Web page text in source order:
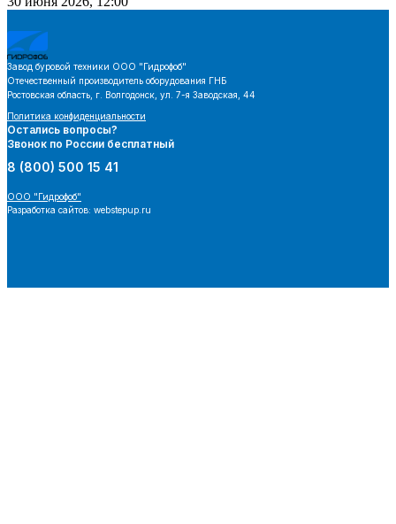
Завод буровой техники ООО "Гидрофоб"
Отечественный производитель оборудования ГНБ
Ростовская область, г. Волгодонск, ул. 7-я Заводская, 44
Политика конфиденциальности
Остались вопросы?
Звонок по России бесплатный
8 (800) 500 15 41
ООО "Гидрофоб"
Разработка сайтов: webstepup.ru